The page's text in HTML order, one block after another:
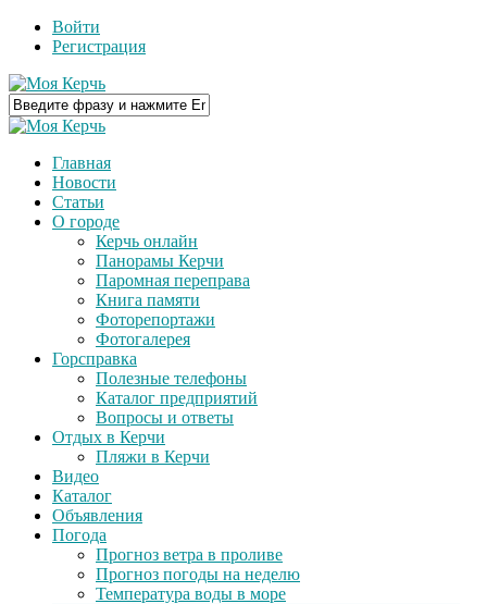
Войти
Регистрация
Главная
Новости
Статьи
О городе
Керчь онлайн
Панорамы Керчи
Паромная переправа
Книга памяти
Фоторепортажи
Фотогалерея
Горсправка
Полезные телефоны
Каталог предприятий
Вопросы и ответы
Отдых в Керчи
Пляжи в Керчи
Видео
Каталог
Объявления
Погода
Прогноз ветра в проливе
Прогноз погоды на неделю
Температура воды в море